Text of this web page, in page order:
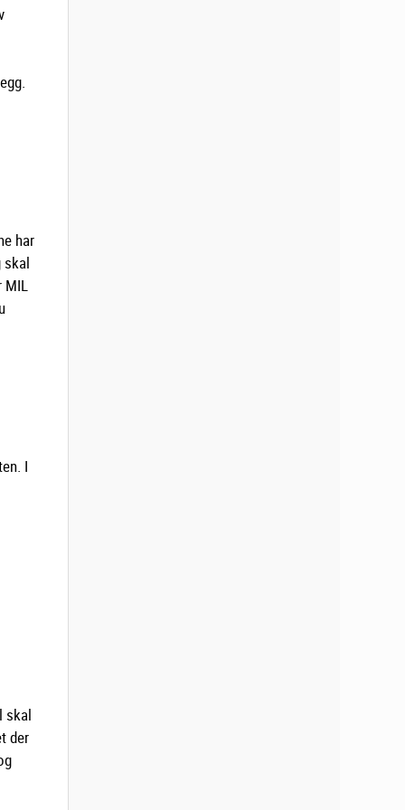
har
skal
MIL
I
skal
der